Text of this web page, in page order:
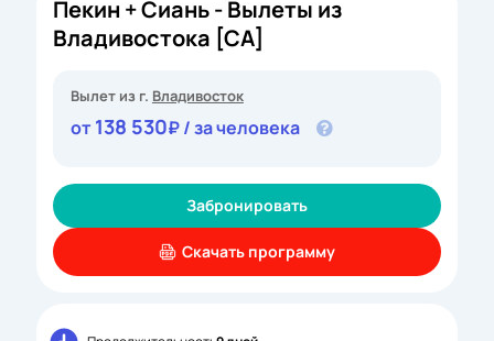
Пекин + Сиань - Вылеты из
Владивостока [CA]
Вылет из г. Владивосток
от 138 530₽ / за человека
Забронировать
Скачать программу